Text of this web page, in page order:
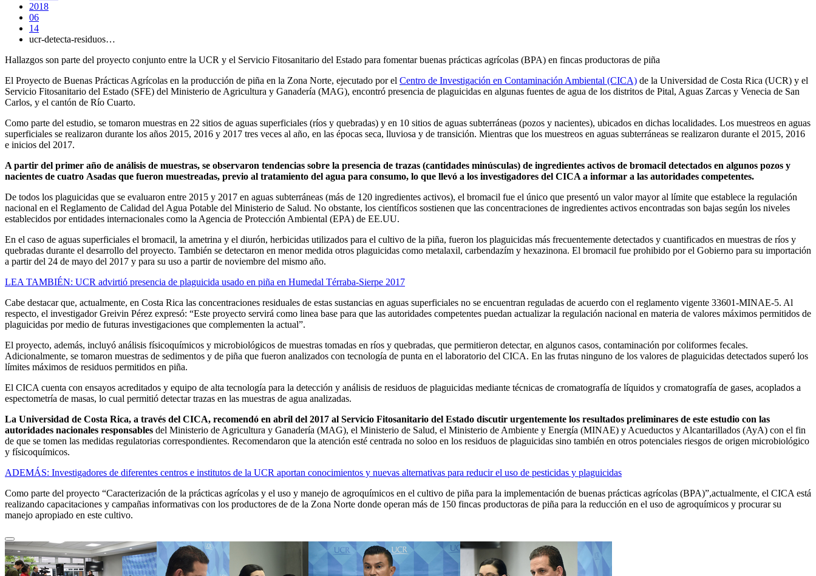
2018
06
14
ucr-detecta-residuos…
Hallazgos son parte del proyecto conjunto entre la UCR y el Servicio Fitosanitario del Estado para fomentar buenas prácticas agrícolas (BPA) en fincas productoras de piña
El Proyecto de Buenas Prácticas Agrícolas en la producción de piña en la Zona Norte, ejecutado por el Centro de Investigación en Contaminación Ambiental (CICA) de la Universidad de Costa Rica (UCR) y el
Servicio Fitosanitario del Estado (SFE) del Ministerio de Agricultura y Ganadería (MAG), encontró presencia de plaguicidas en algunas fuentes de agua de los distritos de Pital, Aguas Zarcas y Venecia de San
Carlos, y el cantón de Río Cuarto.
Como parte del estudio, se tomaron muestras en 22 sitios de aguas superficiales (ríos y quebradas) y en 10 sitios de aguas subterráneas (pozos y nacientes), ubicados en dichas localidades. Los muestreos en aguas
superficiales se realizaron durante los años 2015, 2016 y 2017 tres veces al año, en las épocas seca, lluviosa y de transición. Mientras que los muestreos en aguas subterráneas se realizaron durante el 2015, 2016
e inicios del 2017.
A partir del primer año de análisis de muestras, se observaron tendencias sobre la presencia de trazas (cantidades minúsculas) de ingredientes activos de bromacil detectados en algunos pozos y
nacientes de cuatro Asadas que fueron muestreadas, previo al tratamiento del agua para consumo, lo que llevó a los investigadores del CICA a informar a las autoridades competentes.
De todos los plaguicidas que se evaluaron entre 2015 y 2017 en aguas subterráneas (más de 120 ingredientes activos), el bromacil fue el único que presentó un valor mayor al límite que establece la regulación
nacional en el Reglamento de Calidad del Agua Potable del Ministerio de Salud. No obstante, los científicos sostienen que las concentraciones de ingredientes activos encontradas son bajas según los niveles
establecidos por entidades internacionales como la Agencia de Protección Ambiental (EPA) de EE.UU.
En el caso de aguas superficiales el bromacil, la ametrina y el diurón, herbicidas utilizados para el cultivo de la piña, fueron los plaguicidas más frecuentemente detectados y cuantificados en muestras de ríos y
quebradas durante el desarrollo del proyecto. También se detectaron en menor medida otros plaguicidas como metalaxil, carbendazím y hexazinona. El bromacil fue prohibido por el Gobierno para su importación
a partir del 24 de mayo del 2017 y para su uso a partir de noviembre del mismo año.
LEA TAMBIÉN: UCR advirtió presencia de plaguicida usado en piña en Humedal Térraba-Sierpe 2017
Cabe destacar que, actualmente, en Costa Rica las concentraciones residuales de estas sustancias en aguas superficiales no se encuentran reguladas de acuerdo con el reglamento vigente 33601-MINAE-5. Al
respecto, el investigador Greivin Pérez expresó: “Este proyecto servirá como linea base para que las autoridades competentes puedan actualizar la regulación nacional en materia de valores máximos permitidos de
plaguicidas por medio de futuras investigaciones que complementen la actual”.
El proyecto, además, incluyó análisis físicoquímicos y microbiológicos de muestras tomadas en ríos y quebradas, que permitieron detectar, en algunos casos, contaminación por coliformes fecales.
Adicionalmente, se tomaron muestras de sedimentos y de piña que fueron analizados con tecnología de punta en el laboratorio del CICA. En las frutas ninguno de los valores de plaguicidas detectados superó los
límites máximos de residuos permitidos en piña.
El CICA cuenta con ensayos acreditados y equipo de alta tecnología para la detección y análisis de residuos de plaguicidas mediante técnicas de cromatografía de líquidos y cromatografía de gases, acoplados a
espectometría de masas, lo cual permitió detectar trazas en las muestras de agua analizadas.
La Universidad de Costa Rica, a través del CICA, recomendó en abril del 2017 al Servicio Fitosanitario del Estado discutir urgentemente los resultados preliminares de este estudio con las
autoridades nacionales responsables del Ministerio de Agricultura y Ganadería (MAG), el Ministerio de Salud, el Ministerio de Ambiente y Energía (MINAE) y Acueductos y Alcantarillados (AyA) con el fin
de que se tomen las medidas regulatorias correspondientes. Recomendaron que la atención esté centrada no soloo en los residuos de plaguicidas sino también en otros potenciales riesgos de origen microbiológico
y físicoquímicos.
ADEMÁS: Investigadores de diferentes centros e institutos de la UCR aportan conocimientos y nuevas alternativas para reducir el uso de pesticidas y plaguicidas
Como parte del proyecto “Caracterización de la prácticas agrícolas y el uso y manejo de agroquímicos en el cultivo de piña para la implementación de buenas prácticas agrícolas (BPA)”,actualmente, el CICA está
realizando capacitaciones y campañas informativas con los productores de de la Zona Norte donde operan más de 150 fincas productoras de piña para la reducción en el uso de agroquímicos y procurar su
manejo apropiado en este cultivo.